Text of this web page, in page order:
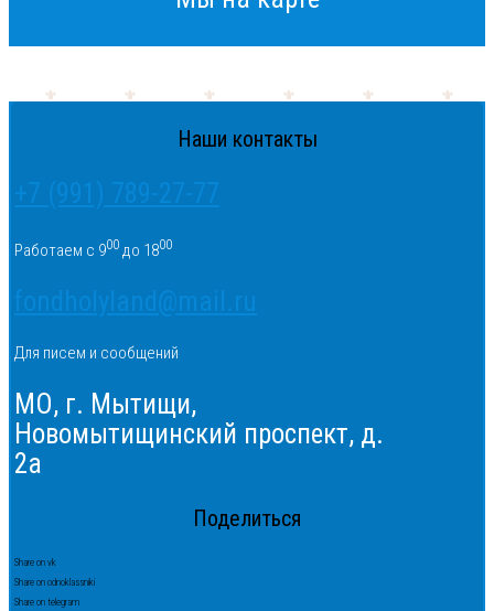
Наши контакты
+7 (991) 789-27-77
Работаем с 900 до 1800
fondholyland@mail.ru
Для писем и сообщений
МО, г. Мытищи,
Новомытищинский проспект, д.
2а
Поделиться
Share on vk
Share on odnoklassniki
Share on telegram